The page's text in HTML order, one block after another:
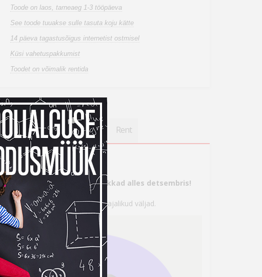
Toode on laos, tarneaeg 1-3 tööpäeva
See toode tuuakse sulle tasuta koju kätte
14 päeva tagastusõigus internetist ostmisel
Küsi vahetuspakkumist
Toodet on võimalik rentida
Tarneinfo Saadavus Rent
kätte, aga maksma hakkad alles detsembris!
ning seejärel täita kõik vajalikud väljad.